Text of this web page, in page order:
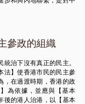
參政的組織
治下沒有真正的民主。
法】使香港市民的民主參
，在過渡時期，香港的政
為依據，並應與【基本
後的港人治港，以【基本